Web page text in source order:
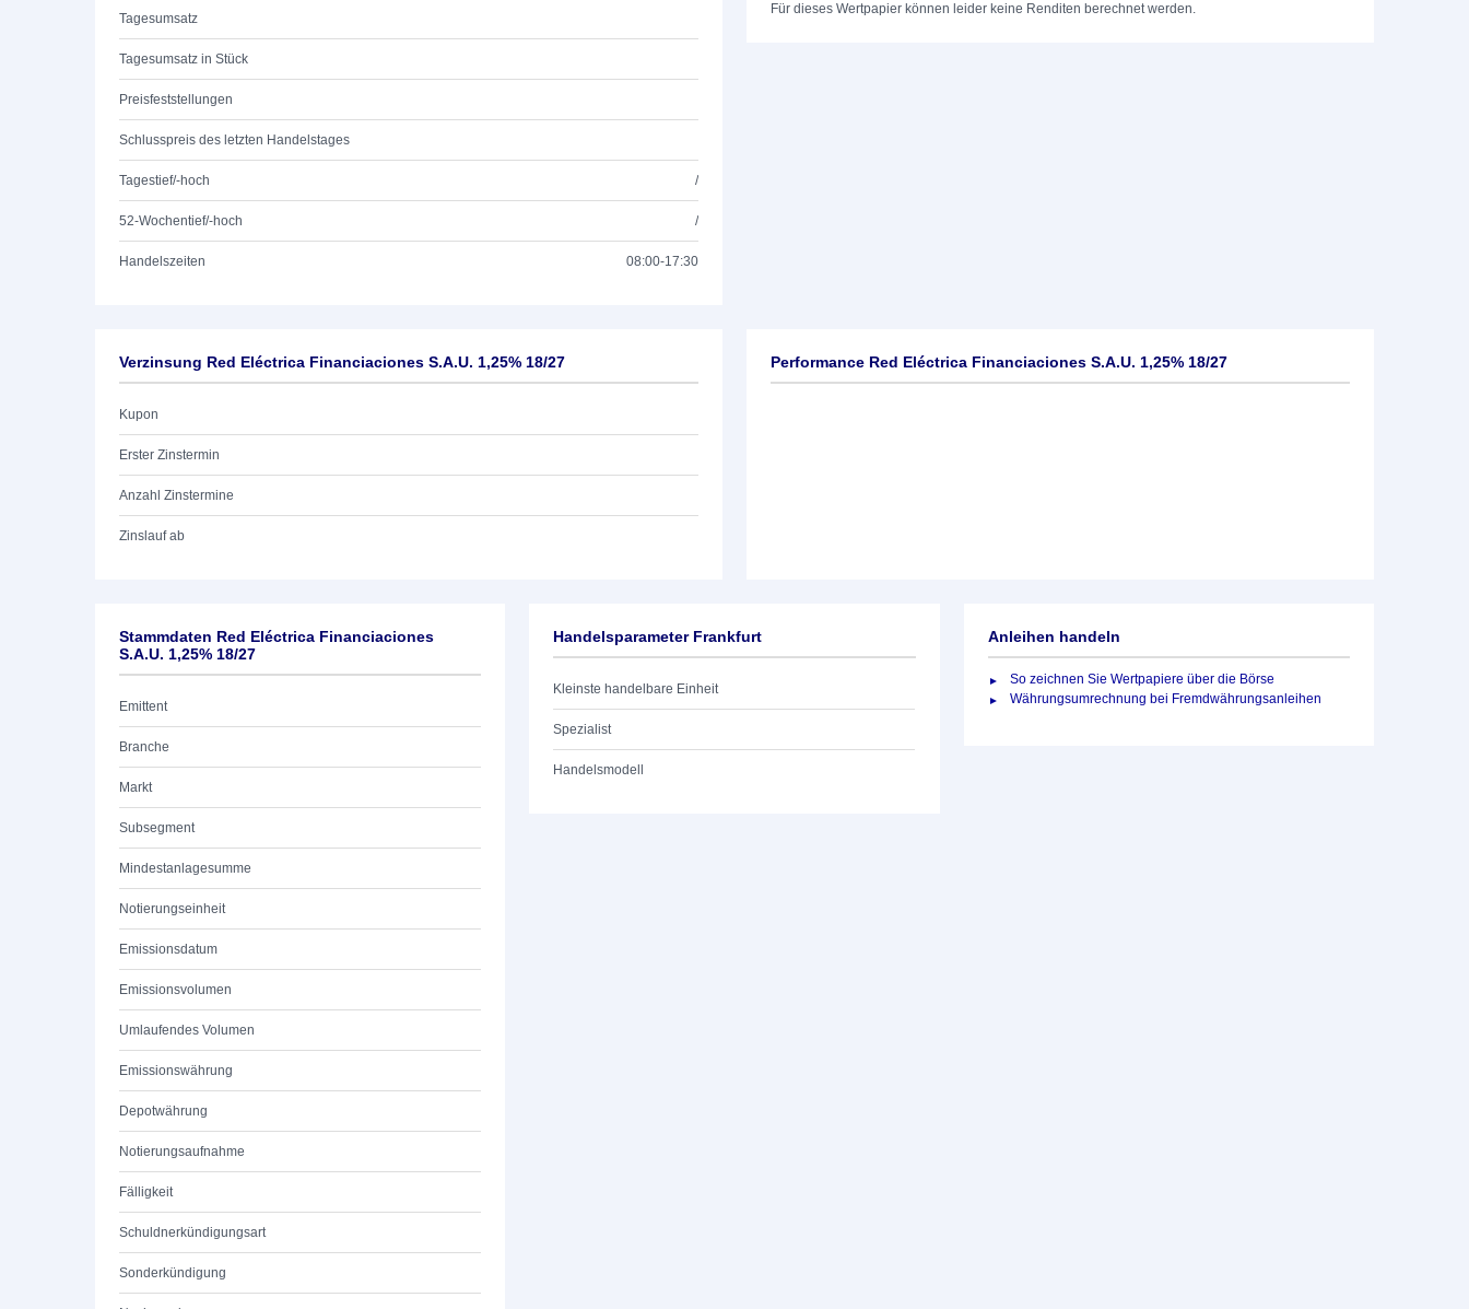
Tagesumsatz
Tagesumsatz in Stück
Preisfeststellungen
Schlusspreis des letzten Handelstages
Tagestief/-hoch /
52-Wochentief/-hoch /
Handelszeiten 08:00-17:30
Für dieses Wertpapier können leider keine Renditen berechnet werden.
Verzinsung Red Eléctrica Financiaciones S.A.U. 1,25% 18/27
Kupon
Erster Zinstermin
Anzahl Zinstermine
Zinslauf ab
Performance Red Eléctrica Financiaciones S.A.U. 1,25% 18/27
Stammdaten Red Eléctrica Financiaciones
S.A.U. 1,25% 18/27
Emittent
Branche
Markt
Subsegment
Mindestanlagesumme
Notierungseinheit
Emissionsdatum
Emissionsvolumen
Umlaufendes Volumen
Emissionswährung
Depotwährung
Notierungsaufnahme
Fälligkeit
Schuldnerkündigungsart
Sonderkündigung
Handelsparameter Frankfurt
Kleinste handelbare Einheit
Spezialist
Handelsmodell
Anleihen handeln
So zeichnen Sie Wertpapiere über die Börse
Währungsumrechnung bei Fremdwährungsanleihen